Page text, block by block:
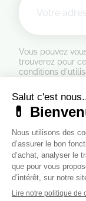
Vous pouvez
trouverez pour
conditions
Marchand
pour vérifier
Suivez-